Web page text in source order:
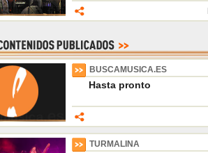
BUSCAMUSICA.ES
Hasta pronto
TURMALINA